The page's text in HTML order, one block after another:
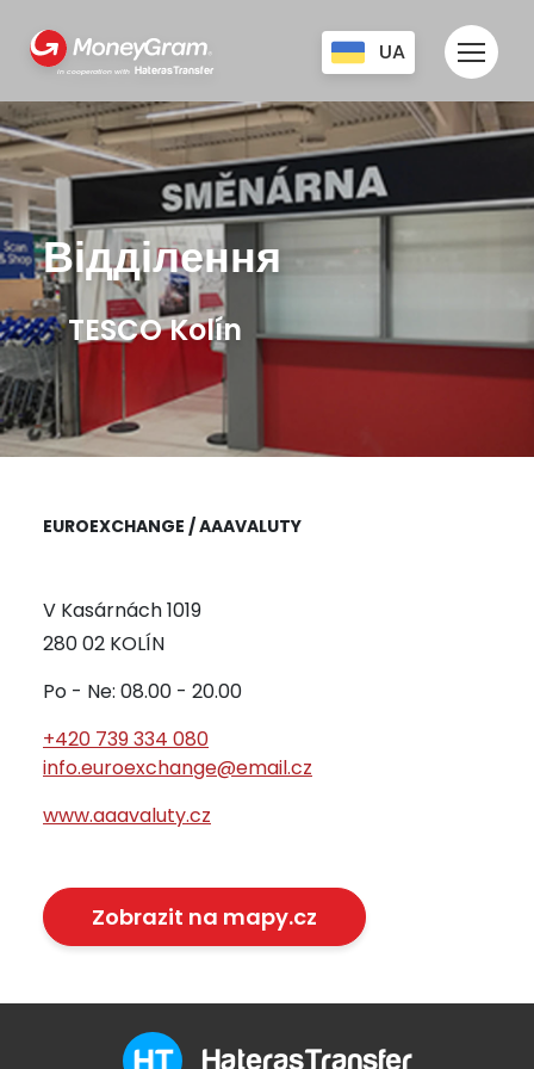
in cooperation with HaterasTransfer
UA
EN
RU
Відділення
TESCO Kolín
EUROEXCHANGE / AAAVALUTY
V Kasárnách 1019
280 02 KOLÍN
Po - Ne: 08.00 - 20.00
+420 739 334 080
info.euroexchange@email.cz
www.aaavaluty.cz
Zobrazit na mapy.cz
HaterasTransfer